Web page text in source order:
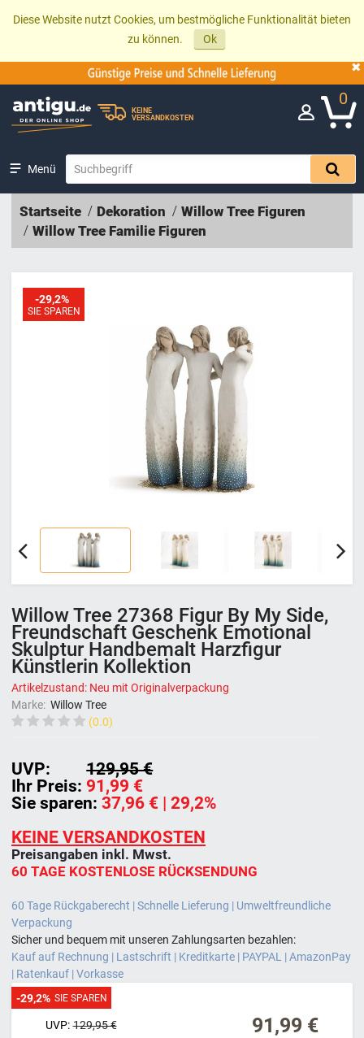
Diese Website nutzt Cookies, um bestmögliche Funktionalität bieten
zu können.
Ok
KEINE
VERSANDKOSTEN
0
Menü
Startseite Dekoration
Willow Tree Figuren
Willow Tree Familie Figuren
-29,2%
SIE SPAREN
Willow Tree 27368 Figur By My Side,
Freundschaft Geschenk Emotional
Skulptur Handbemalt Harzfigur
Künstlerin Kollektion
Artikelzustand: Neu mit Originalverpackung
Marke: Willow Tree
(0.0)
Ihr Preis: 91,99 €
UVP:
129,95 €
Sie sparen: 37,96 € | 29,2%
KEINE VERSANDKOSTEN
Preisangaben inkl. Mwst.
60 TAGE KOSTENLOSE RÜCKSENDUNG
60 Tage Rückgaberecht | Schnelle Lieferung | Umweltfreundliche
Verpackung
Sicher und bequem mit unseren Zahlungsarten bezahlen:
Kauf auf Rechnung | Lastschrift | Kreditkarte | PAYPAL | AmazonPay
| Ratenkauf | Vorkasse
91,99 €
UVP: 129,95 €
-29,2% SIE SPAREN